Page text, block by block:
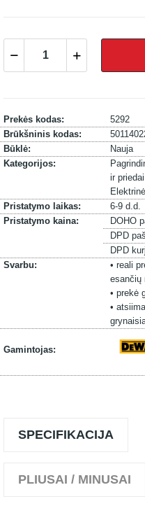
Prekės kodas:
5292
Brūkšninis kodas:
Būklė:
Nauja
Kategorijos:
ir priedai
Pristatymo laikas:
6-9 d.d.
Pristatymo kaina:
DOHO
DPD
DPD
Svarbu:
• reali
esančių
• prekė
•
Gamintojas:
SPECIFIKACIJA
PLIUSAI / MINUSAI